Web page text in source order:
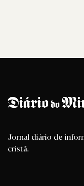
Jornal diário de
cristã.